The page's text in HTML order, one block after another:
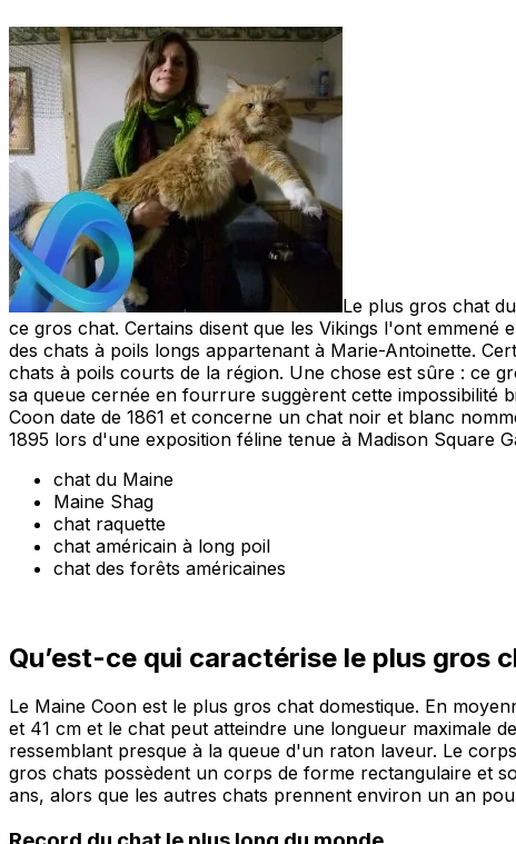
Le plus gros chat
ce gros chat. Certains disent que les Vikings l'ont emmené
des chats à poils longs appartenant à Marie-Antoinette.
chats à poils courts de la région. Une chose est sûre : ce
sa queue cernée en fourrure suggèrent cette impossibilité
Coon date de 1861 et concerne un chat noir et blanc
1895 lors d'une exposition féline tenue à Madison Square
chat du Maine
Maine Shag
chat raquette
chat américain à long poil
chat des forêts américaines
Qu’est-ce qui caractérise le plus gros
Le Maine Coon est le plus gros chat domestique. En
et 41 cm et le chat peut atteindre une longueur maximale
ressemblant presque à la queue d'un raton laveur. Le
gros chats possèdent un corps de forme rectangulaire et
ans, alors que les autres chats prennent environ un an